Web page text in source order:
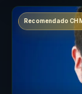
Recomendado